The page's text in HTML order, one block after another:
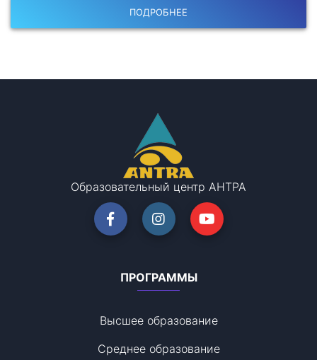
ПОДРОБНЕЕ
Образовательный центр АНТРА
ПРОГРАММЫ
Высшее образование
Среднее образование